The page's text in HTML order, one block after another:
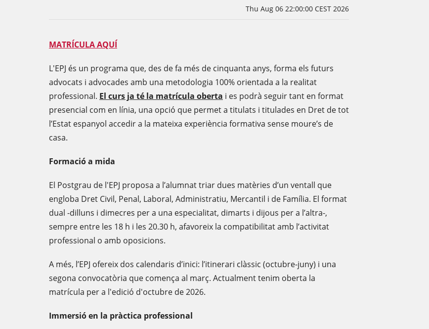
Thu Aug 06 22:00:00 CEST 2026
MATRÍCULA AQUÍ
L'EPJ és un programa que, des de fa més de cinquanta anys, forma els futurs
advocats i advocades amb una metodologia 100% orientada a la realitat
professional. El curs ja té la matrícula oberta i es podrà seguir tant en format
presencial com en línia, una opció que permet a titulats i titulades en Dret de tot
l’Estat espanyol accedir a la mateixa experiència formativa sense moure’s de
casa.
Formació a mida
El Postgrau de l'EPJ proposa a l’alumnat triar dues matèries d’un ventall que
engloba Dret Civil, Penal, Laboral, Administratiu, Mercantil i de Família. El format
dual -dilluns i dimecres per a una especialitat, dimarts i dijous per a l’altra-,
sempre entre les 18 h i les 20.30 h, afavoreix la compatibilitat amb l’activitat
professional o amb oposicions.
A més, l’EPJ ofereix dos calendaris d’inici: l’itinerari clàssic (octubre-juny) i una
segona convocatòria que comença al març. Actualment tenim oberta la
matrícula per a l'edició d'octubre de 2026.
Immersió en la pràctica professional